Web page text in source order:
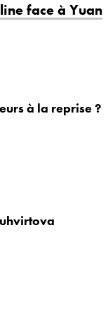
face à Yuan
à la reprise ?